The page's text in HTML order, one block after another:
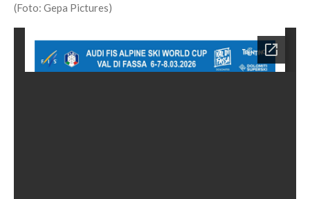
(Foto: Gepa Pictures)